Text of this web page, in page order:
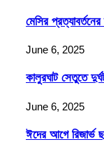
মেসির
June 6, 2025
কালুরঘাট সেতুতে
June 6, 2025
ঈদের আগে রিজার্ভ